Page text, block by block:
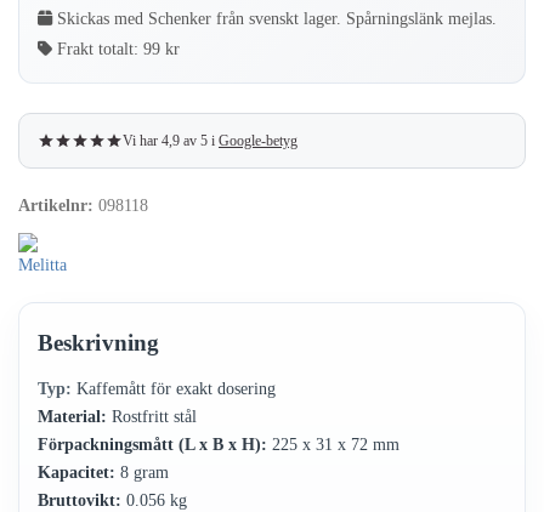
Skickas med Schenker från svenskt lager. Spårningslänk mejlas.
Frakt totalt: 99 kr
Vi har 4,9 av 5 i Google-betyg
Artikelnr: 098118
Beskrivning
Typ: Kaffemått för exakt dosering
Material: Rostfritt stål
Förpackningsmått (L x B x H): 225 x 31 x 72 mm
Kapacitet: 8 gram
Bruttovikt: 0.056 kg